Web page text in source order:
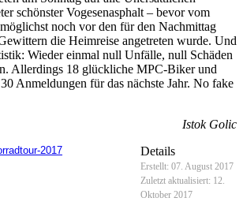
schönster Vogesenasphalt – bevor vom
noch vor den für den Nachmittag
die Heimreise angetreten wurde. Und
Wieder einmal null Unfälle, null Schäden
Allerdings 18 glückliche MPC-Biker und
Anmeldungen für das nächste Jahr. No fake
Istok Golic
Details
Erstellt: 07. August 2017
Zuletzt aktualisiert: 12.
Oktober 2017